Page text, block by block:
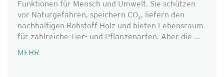
Funktionen für Mensch und Umwelt. Sie schützen
vor Naturgefahren, speichern CO₂, liefern den
nachhaltigen Rohstoff Holz und bieten Lebensraum
für zahlreiche Tier- und Pflanzenarten. Aber die ...
MEHR